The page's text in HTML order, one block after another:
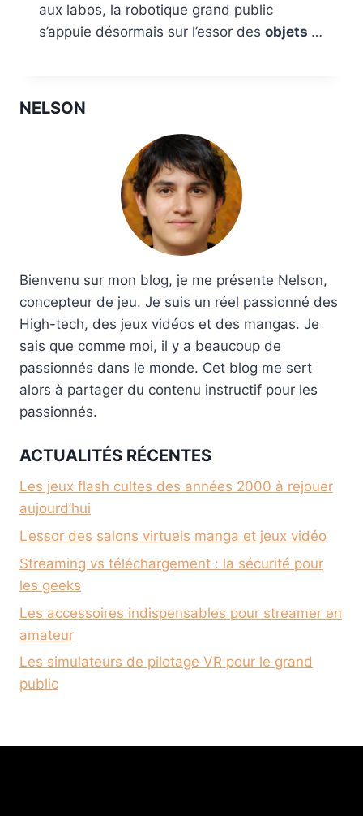
aux labos, la robotique grand public
s’appuie désormais sur l’essor des objets …
NELSON
Bienvenu sur mon blog, je me présente Nelson,
concepteur de jeu. Je suis un réel passionné des
High-tech, des jeux vidéos et des mangas. Je
sais que comme moi, il y a beaucoup de
passionnés dans le monde. Cet blog me sert
alors à partager du contenu instructif pour les
passionnés.
ACTUALITÉS RÉCENTES
Les jeux flash cultes des années 2000 à rejouer
aujourd’hui
L’essor des salons virtuels manga et jeux vidéo
Streaming vs téléchargement : la sécurité pour
les geeks
Les accessoires indispensables pour streamer en
amateur
Les simulateurs de pilotage VR pour le grand
public